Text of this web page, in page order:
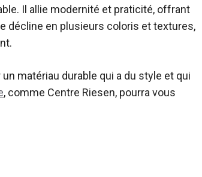
Il allie modernité et praticité, offrant
décline en plusieurs coloris et textures,
matériau durable qui a du style et qui
, comme Centre Riesen, pourra vous